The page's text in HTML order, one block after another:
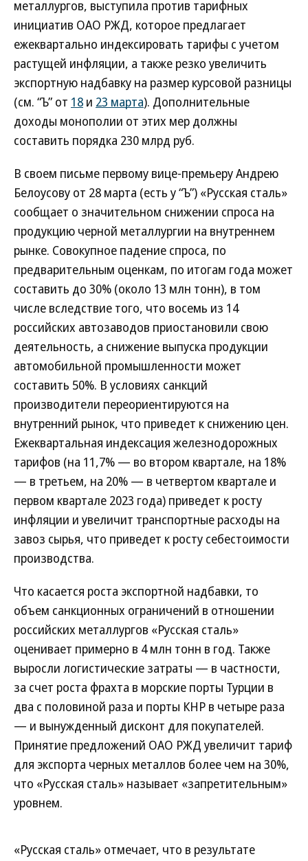
металлургов, выступила против тарифных
инициатив ОАО РЖД, которое предлагает
ежеквартально индексировать тарифы с учетом
растущей инфляции, а также резко увеличить
экспортную надбавку на размер курсовой разницы
(см. “Ъ” от 18 и 23 марта). Дополнительные
доходы монополии от этих мер должны
составить порядка 230 млрд руб.
В своем письме первому вице-премьеру Андрею
Белоусову от 28 марта (есть у “Ъ”) «Русская сталь»
сообщает о значительном снижении спроса на
продукцию черной металлургии на внутреннем
рынке. Совокупное падение спроса, по
предварительным оценкам, по итогам года может
составить до 30% (около 13 млн тонн), в том
числе вследствие того, что восемь из 14
российских автозаводов приостановили свою
деятельность, а снижение выпуска продукции
автомобильной промышленности может
составить 50%. В условиях санкций
производители переориентируются на
внутренний рынок, что приведет к снижению цен.
Ежеквартальная индексация железнодорожных
тарифов (на 11,7% — во втором квартале, на 18%
— в третьем, на 20% — в четвертом квартале и
первом квартале 2023 года) приведет к росту
инфляции и увеличит транспортные расходы на
завоз сырья, что приведет к росту себестоимости
производства.
Что касается роста экспортной надбавки, то
объем санкционных ограничений в отношении
российских металлургов «Русская сталь»
оценивает примерно в 4 млн тонн в год. Также
выросли логистические затраты — в частности,
за счет роста фрахта в морские порты Турции в
два с половиной раза и порты КНР в четыре раза
— и вынужденный дисконт для покупателей.
Принятие предложений ОАО РЖД увеличит тариф
для экспорта черных металлов более чем на 30%,
что «Русская сталь» называет «запретительным»
уровнем.
«Русская сталь» отмечает, что в результате